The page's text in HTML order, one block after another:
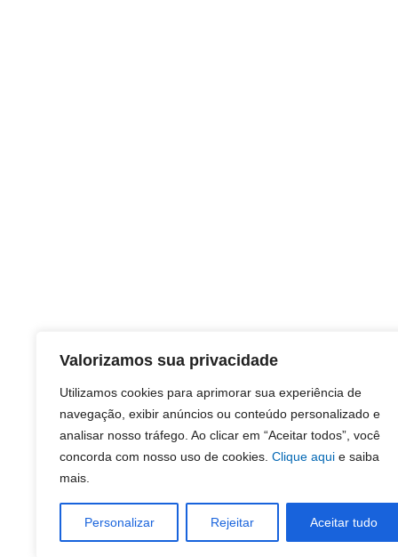
Valorizamos sua privacidade
Utilizamos cookies para aprimorar sua experiência de
navegação, exibir anúncios ou conteúdo personalizado e
analisar nosso tráfego. Ao clicar em “Aceitar todos”, você
concorda com nosso uso de cookies. Clique aqui e saiba
mais.
Personalizar Rejeitar Aceitar tudo